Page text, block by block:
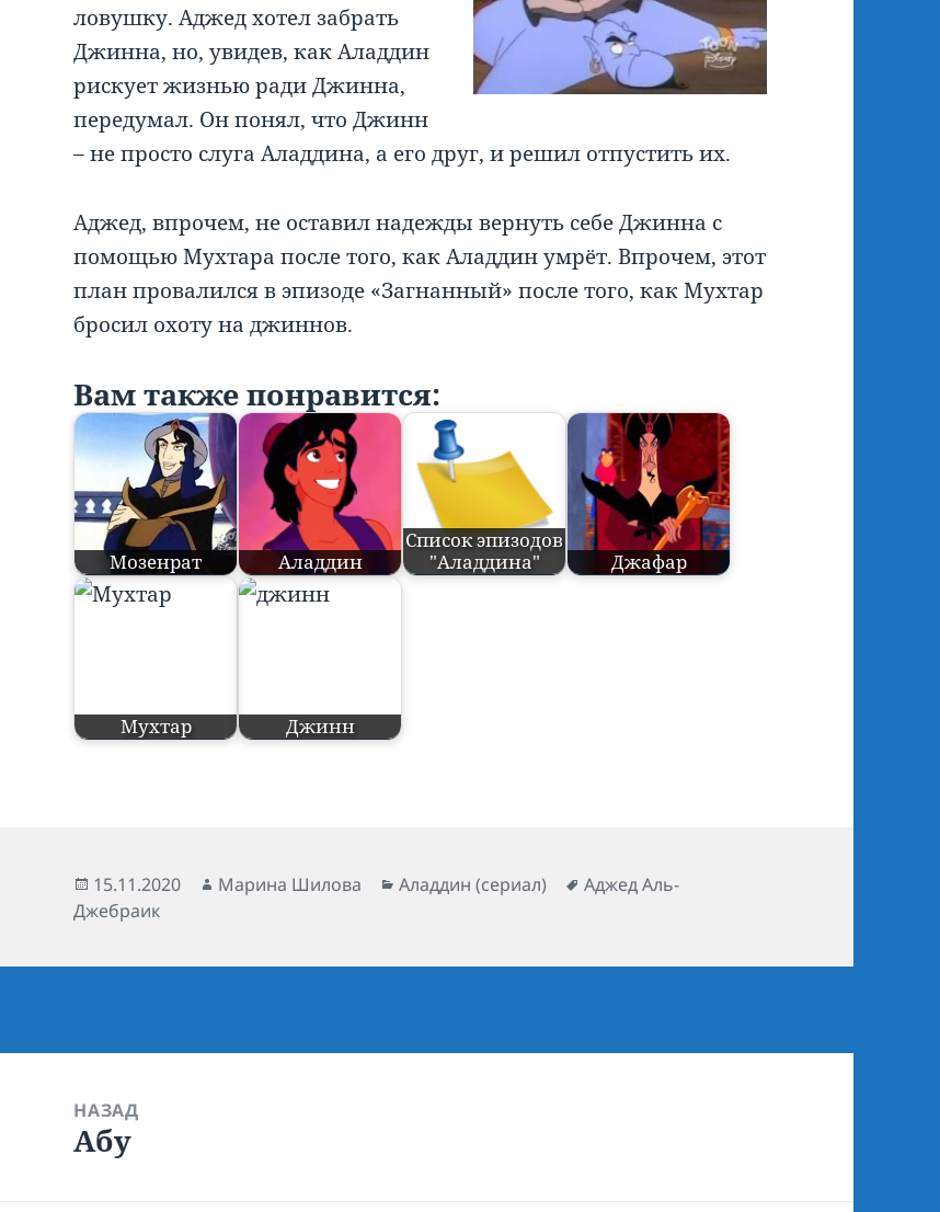
ловушку. Аджед хотел забрать
Джинна, но, увидев, как Аладдин
рискует жизнью ради Джинна,
передумал. Он понял, что Джинн
– не просто слуга Аладдина, а его друг, и решил отпустить их.
Аджед, впрочем, не оставил надежды вернуть себе Джинна с
помощью Мухтара после того, как Аладдин умрёт. Впрочем, этот
план провалился в эпизоде «Загнанный» после того, как Мухтар
бросил охоту на джиннов.
Вам также понравится:
Мозенрат Аладдин
Список эпизодов
"Аладдина"
Джафар
Мухтар Джинн
Опубликовано
15.11.2020 Автор
Марина Шилова Рубрики
Аладдин (сериал) Метки
Аджед Аль-
Джебраик
записям
НАЗАД
Предыдущая
Абу